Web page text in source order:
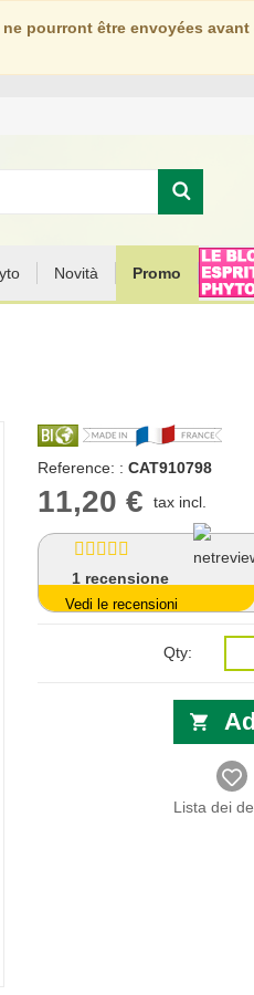
pourront être envoyées
Novità Promo
Reference: : CAT910798
11,20 € tax incl.
1 recensione
Vedi le recensioni
Qty:
Lista dei